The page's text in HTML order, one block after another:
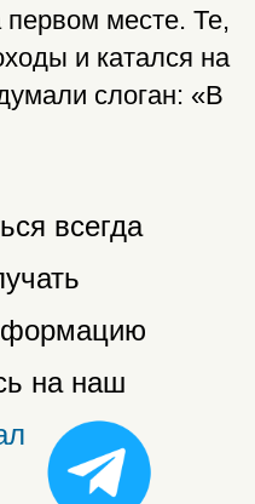
первом месте. Те,
и катался на
слоган: «В
всегда
на наш